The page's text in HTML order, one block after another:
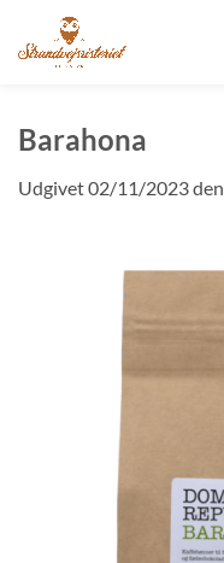
indhold
Barahona
Udgivet02/11/2023den